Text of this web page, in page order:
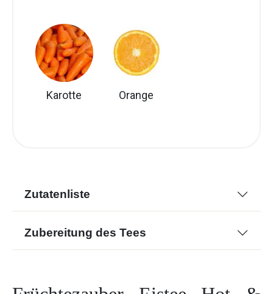
Karotte Orange
Zutatenliste
Zubereitung des Tees